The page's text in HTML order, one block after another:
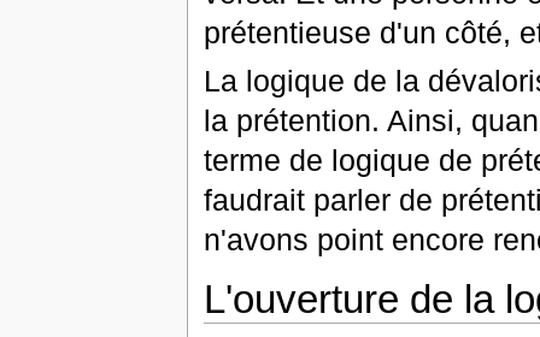
prétentieuse d'un côté,
La logique de la
la prétention. Ainsi,
terme de logique de
faudrait parler de
n'avons point encore
L'ouverture de la